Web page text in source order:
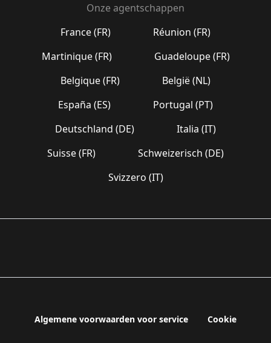
Onze agentschappen
France (FR)
Réunion (FR)
Martinique (FR)
Guadeloupe (FR)
Belgique (FR)
België (NL)
España (ES)
Portugal (PT)
Deutschland (DE)
Italia (IT)
Suisse (FR)
Schweizerisch (DE)
Svizzero (IT)
Algemene voorwaarden voor service Cookie